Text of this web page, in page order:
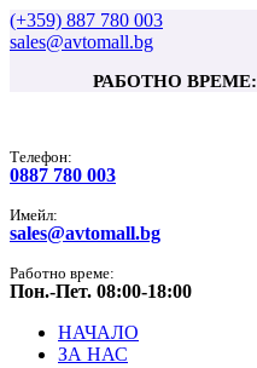
(+359) 887 780 003
sales@avtomall.bg
РАБОТНО ВРЕМЕ:
Tелефон:
0887 780 003
Имейл:
sales@avtomall.bg
Работно време:
Пон.-Пет. 08:00-18:00
НАЧАЛО
ЗА НАС